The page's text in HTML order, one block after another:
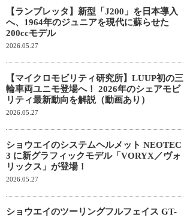
【ランブレッタ】新型「J200」を日本導入
へ、1964年のジュニアを現代に蘇らせた
200ccモデル
2026.05.27
【マイクロモビリティ研究所】LUUP初の三
輪車両ユニモ登場へ！ 2026年のシェアモビ
リティ最新動向を解説（動画あり）
2026.05.27
ショウエイのシステムヘルメット NEOTEC
3 に新グラフィックモデル「VORYX／ヴォ
リックス」が登場！
2026.05.27
ショウエイのツーリングフルフェイス GT-